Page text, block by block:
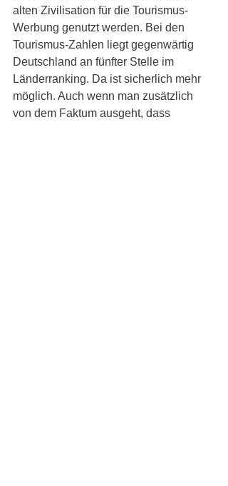
alten Zivilisation für die Tourismus-
Werbung genutzt werden. Bei den
Tourismus-Zahlen liegt gegenwärtig
Deutschland an fünfter Stelle im
Länderranking. Da ist sicherlich mehr
möglich. Auch wenn man zusätzlich
von dem Faktum ausgeht, dass